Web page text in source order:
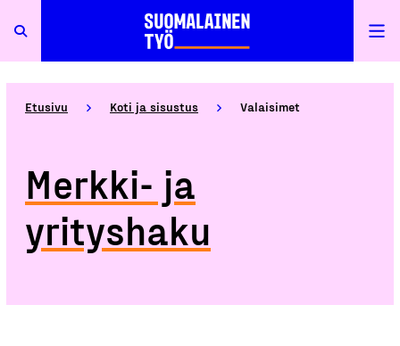
Etusivu Koti ja sisustus Valaisimet
Merkki- ja
yrityshaku